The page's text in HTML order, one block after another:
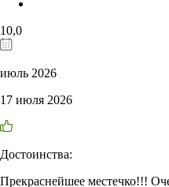
10,0
июль 2026
17 июля 2026
Достоинства:
Прекраснейшее местечко!!!